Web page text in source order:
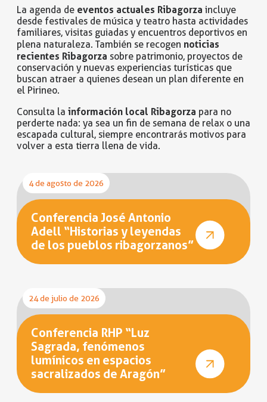
La agenda de eventos actuales Ribagorza incluye
desde festivales de música y teatro hasta actividades
familiares, visitas guiadas y encuentros deportivos en
plena naturaleza. También se recogen noticias
recientes Ribagorza sobre patrimonio, proyectos de
conservación y nuevas experiencias turísticas que
buscan atraer a quienes desean un plan diferente en
el Pirineo.
Consulta la información local Ribagorza para no
perderte nada: ya sea un fin de semana de relax o una
escapada cultural, siempre encontrarás motivos para
volver a esta tierra llena de vida.
4 de agosto de 2026
Conferencia José Antonio
Adell “Historias y leyendas
de los pueblos ribagorzanos”
24 de julio de 2026
Conferencia RHP “Luz
Sagrada, fenómenos
lumínicos en espacios
sacralizados de Aragón”